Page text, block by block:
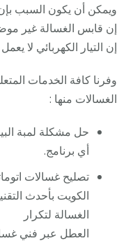
ويمكن أن يكون السبب
إن قابس الغسالة غير
إن التيار الكهربائي لا
وفرنا كافة الخدمات
الغسالات منها :
حل مشكلة لمبة
أي برنامج.
تصليح غسالات
الكويت بأحدث
الغسالة لتكرار
العطل عبر فني